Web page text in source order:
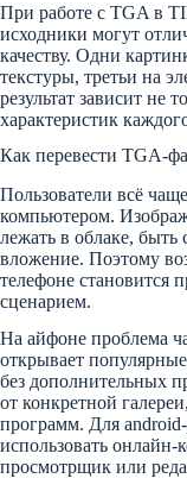
При работе с TGA в
исходники могут
качеству. Одни
текстуры, третьи на
результат зависит не
характеристик
Как перевести TGA-
Пользователи всё
компьютером.
лежать в облаке, быть
вложение. Поэтому
телефоне становится
сценарием.
На айфоне проблема
открывает
без дополнительных
от конкретной
программ. Для
использовать онлайн-
просмотрщик или